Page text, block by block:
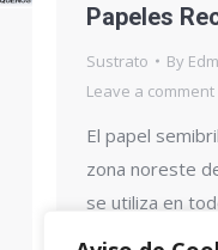
Papeles
Sustrato By
Leave a comment
El papel
zona noreste
se utiliza en